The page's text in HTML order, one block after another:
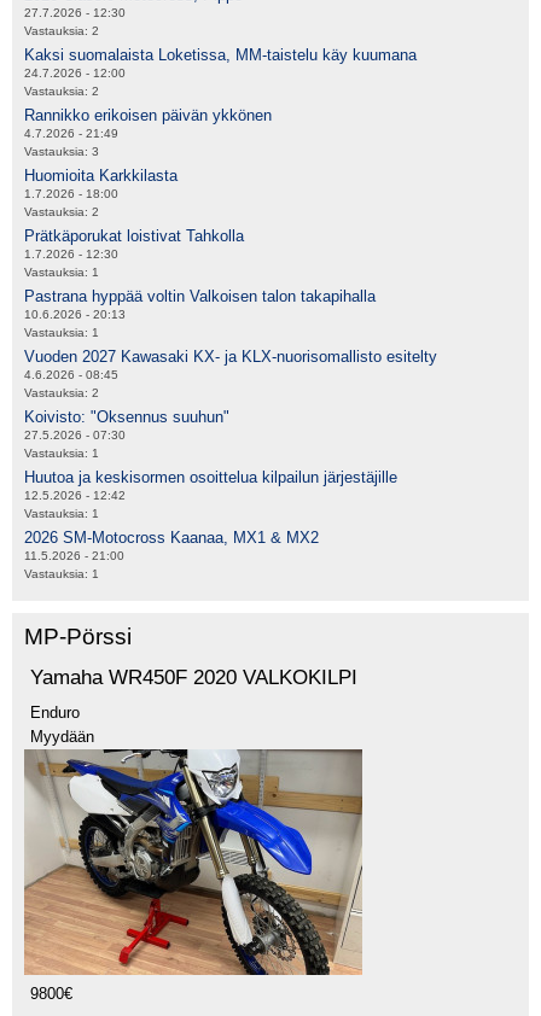
27.7.2026 - 12:30
Vastauksia: 2
Kaksi suomalaista Loketissa, MM-taistelu käy kuumana
24.7.2026 - 12:00
Vastauksia: 2
Rannikko erikoisen päivän ykkönen
4.7.2026 - 21:49
Vastauksia: 3
Huomioita Karkkilasta
1.7.2026 - 18:00
Vastauksia: 2
Prätkäporukat loistivat Tahkolla
1.7.2026 - 12:30
Vastauksia: 1
Pastrana hyppää voltin Valkoisen talon takapihalla
10.6.2026 - 20:13
Vastauksia: 1
Vuoden 2027 Kawasaki KX- ja KLX-nuorisomallisto esitelty
4.6.2026 - 08:45
Vastauksia: 2
Koivisto: "Oksennus suuhun"
27.5.2026 - 07:30
Vastauksia: 1
Huutoa ja keskisormen osoittelua kilpailun järjestäjille
12.5.2026 - 12:42
Vastauksia: 1
2026 SM-Motocross Kaanaa, MX1 & MX2
11.5.2026 - 21:00
Vastauksia: 1
MP-Pörssi
Yamaha WR450F 2020 VALKOKILPI
Enduro
Myydään
9800€